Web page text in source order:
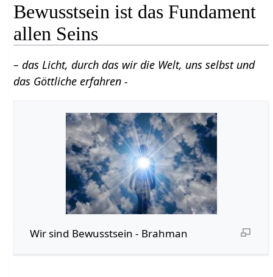
Bewusstsein ist das Fundament
allen Seins
– das Licht, durch das wir die Welt, uns selbst und
das Göttliche erfahren -
Wir sind Bewusstsein - Brahman